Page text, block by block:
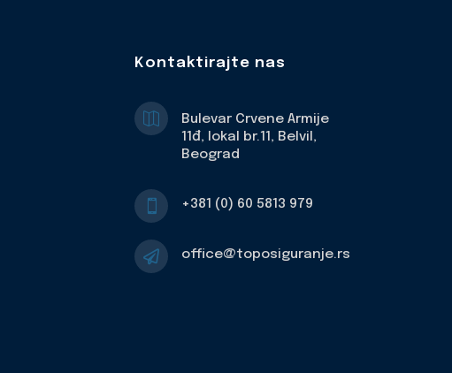
Kontaktirajte nas

Bulevar Crvene Armije
11đ, lokal br.11, Belvil,
Beograd
 +381 (0) 60 5813 979
 office@toposiguranje.rs